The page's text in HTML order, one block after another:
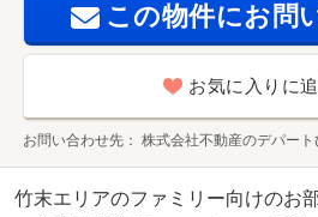
この物件にお問
お気に入りに
お問い合わせ先 株式会社不動産のデパー
竹末エリアのファミリー向けのお